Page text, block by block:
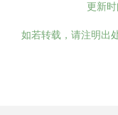
更新
如若转载，请注明出